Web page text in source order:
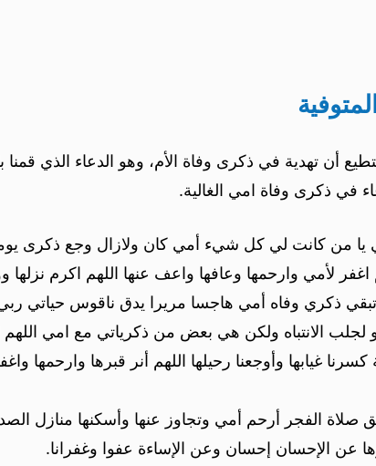
أن تهدية في ذكرى وفاة الأم، وهو الدعاء الذي
في ذكرى وفاة امي الغالية.
يا من كانت لي كل شيء أمي كان ولازال وجع ذكرى
لأمي وارحمها وعافها واعف عنها اللهم اكرم نزلها
ذكري وفاه أمي هاجسا مريرا يدق ناقوس حياتي
لجلب الانتباه ولكن هي بعض من ذكرياتي مع امي اللهم
غيابها وأوجعنا رحيلها اللهم أنر قبرها وارحمها
صلاة الفجر أرحم أمي وتجاوز عنها وأسكنها منازل
عن الإحسان إحسان وعن الإساءة عفوا وغفرانا.